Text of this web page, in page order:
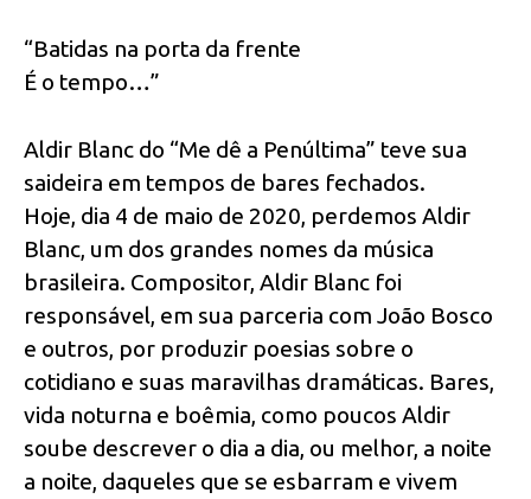
“Batidas na porta da frente
É o tempo…”
Aldir Blanc do “Me dê a Penúltima” teve sua
saideira em tempos de bares fechados.
Hoje, dia 4 de maio de 2020, perdemos Aldir
Blanc, um dos grandes nomes da música
brasileira. Compositor, Aldir Blanc foi
responsável, em sua parceria com João Bosco
e outros, por produzir poesias sobre o
cotidiano e suas maravilhas dramáticas. Bares,
vida noturna e boêmia, como poucos Aldir
soube descrever o dia a dia, ou melhor, a noite
a noite, daqueles que se esbarram e vivem